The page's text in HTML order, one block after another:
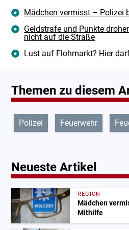
Mädchen vermisst – Polizei
Geldstrafe und Punkte
nicht auf die Straße
Lust auf Flohmarkt? Hier
Themen zu diesem
Polizei Feuerwehr
Neueste Artikel
REGION
Mädchen
Mithilfe